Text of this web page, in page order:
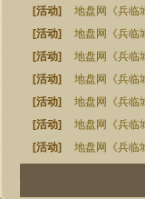
[活动]
地盘网《兵临
[活动]
地盘网《兵临
[活动]
地盘网《兵临
[活动]
地盘网《兵临
[活动]
地盘网《兵临
[活动]
地盘网《兵临
[活动]
地盘网《兵临